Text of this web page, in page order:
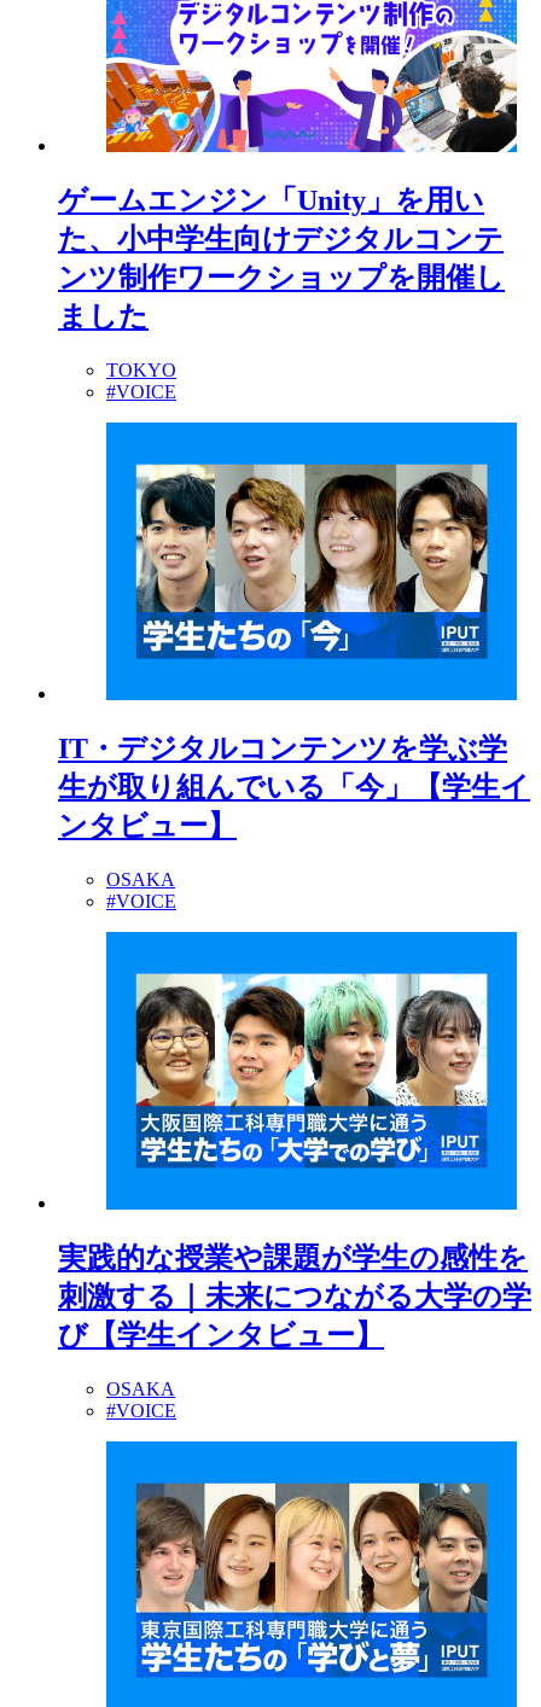
ゲームエンジン「Unity」を用い
た、小中学生向けデジタルコンテ
ンツ制作ワークショップを開催し
ました
TOKYO
#VOICE
IT・デジタルコンテンツを学ぶ学
生が取り組んでいる「今」【学生イ
ンタビュー】
OSAKA
#VOICE
実践的な授業や課題が学生の感性を
刺激する｜未来につながる大学の学
び【学生インタビュー】
OSAKA
#VOICE